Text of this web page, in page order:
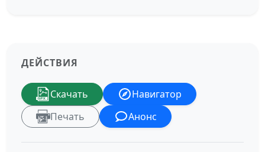
ДЕЙСТВИЯ
Скачать
Навигатор
Печать
Анонс